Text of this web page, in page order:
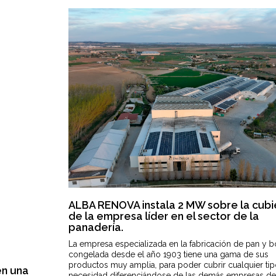
una
ALBA RENOVA instala 2 MW sobre la
de la empresa líder en el sector de la
panadería.
La empresa especializada en la fabricación de pan y
congelada desde el año 1903 tiene una gama de sus
productos muy amplia, para poder cubrir cualquier